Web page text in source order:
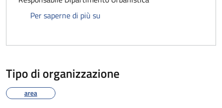
Per saperne di più su
Tipo di organizzazione
area